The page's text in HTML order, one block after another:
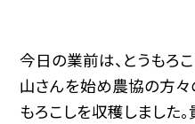
今日の業前は、とうもろ
山さんを始め農協の方々
もろこしを収穫しました